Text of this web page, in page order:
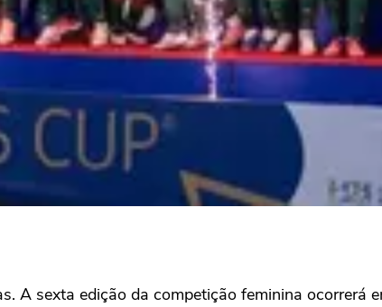
A sexta edição da competição feminina ocorrerá